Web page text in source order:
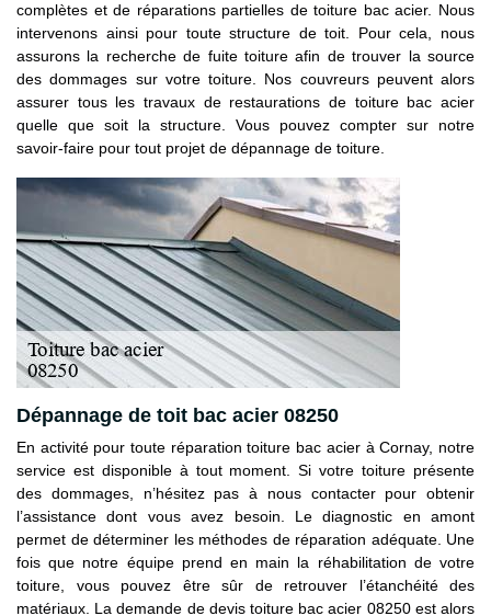
complètes et de réparations partielles de toiture bac acier. Nous
intervenons ainsi pour toute structure de toit. Pour cela, nous
assurons la recherche de fuite toiture afin de trouver la source
des dommages sur votre toiture. Nos couvreurs peuvent alors
assurer tous les travaux de restaurations de toiture bac acier
quelle que soit la structure. Vous pouvez compter sur notre
savoir-faire pour tout projet de dépannage de toiture.
Dépannage de toit bac acier 08250
En activité pour toute réparation toiture bac acier à Cornay, notre
service est disponible à tout moment. Si votre toiture présente
des dommages, n’hésitez pas à nous contacter pour obtenir
l’assistance dont vous avez besoin. Le diagnostic en amont
permet de déterminer les méthodes de réparation adéquate. Une
fois que notre équipe prend en main la réhabilitation de votre
toiture, vous pouvez être sûr de retrouver l’étanchéité des
matériaux. La demande de devis toiture bac acier 08250 est alors